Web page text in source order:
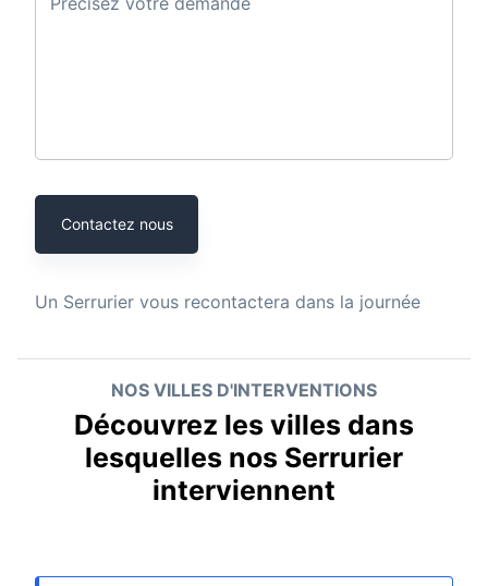
Contactez nous
Un Serrurier vous recontactera dans la journée
NOS VILLES D'INTERVENTIONS
Découvrez les villes dans
lesquelles nos Serrurier
interviennent